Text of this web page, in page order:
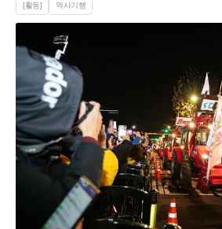
[활동] 역사기행